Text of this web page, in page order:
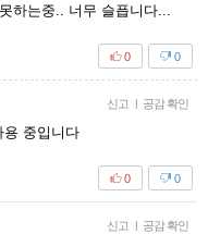
하는중.. 너무 슬픕니다...
0
0
신고 공감 확인
용 중입니다
0
0
신고 공감 확인